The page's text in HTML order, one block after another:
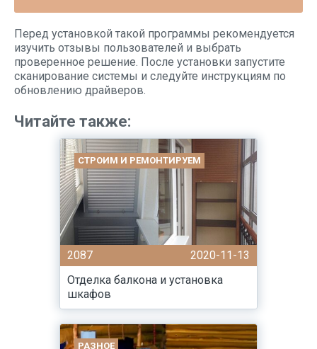
Перед установкой такой программы рекомендуется
изучить отзывы пользователей и выбрать
проверенное решение. После установки запустите
сканирование системы и следуйте инструкциям по
обновлению драйверов.
Читайте также:
СТРОИМ И РЕМОНТИРУЕМ
2087
2020-11-13
Отделка балкона и установка
шкафов
РАЗНОЕ